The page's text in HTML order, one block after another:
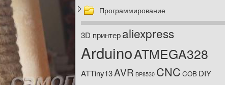
Программирование
3D принтерaliexpress
ArduinoATMEGA328
ATTiny13AVR BP8530 CNC COB DIY